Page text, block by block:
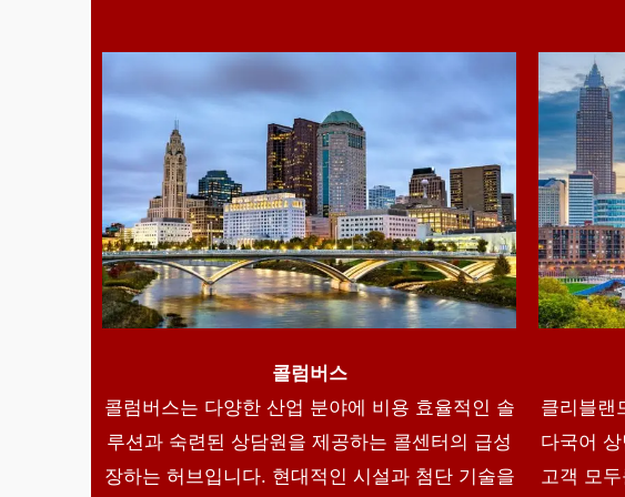
콜럼버스
콜럼버스는 다양한 산업 분야에 비용 효율적인 솔
루션과 숙련된 상담원을 제공하는 콜센터의 급성
장하는 허브입니다. 현대적인 시설과 첨단 기술을
클리블랜
다국어
고객 모